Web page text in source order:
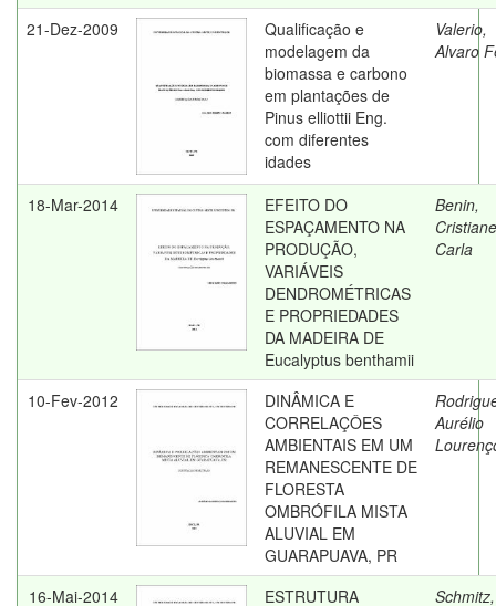
21-Dez-2009
Qualificação e
modelagem da
biomassa e carbono
em plantações de
Pinus elliottii Eng.
com diferentes
idades
Valerio,
Alvaro
18-Mar-2014
EFEITO DO
ESPAÇAMENTO NA
PRODUÇÃO,
VARIÁVEIS
DENDROMÉTRICAS
E PROPRIEDADES
DA MADEIRA DE
Eucalyptus benthamii
Benin,
Cristiane
Carla
10-Fev-2012
DINÂMICA E
CORRELAÇÔES
AMBIENTAIS EM UM
REMANESCENTE DE
FLORESTA
OMBRÓFILA MISTA
ALUVIAL EM
GUARAPUAVA, PR
Aurélio
16-Mai-2014 ESTRUTURA Schmitz,